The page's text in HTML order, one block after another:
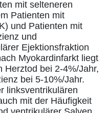
mit selteneren
Patienten mit
und Patienten mit
und
Ejektionsfraktion
Myokardinfarkt liegt
Herztod bei 2-4%/Jahr,
bei 5-10%/Jahr.
linksventrikulären
mit der Häufigkeit